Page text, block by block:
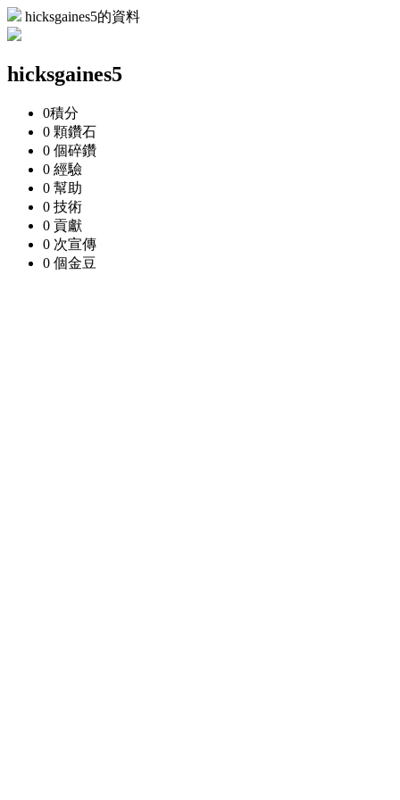
hicksgaines5的資料
hicksgaines5
0積分
0 顆鑽石
0 個碎鑽
0 經驗
0 幫助
0 技術
0 貢獻
0 次宣傳
0 個金豆